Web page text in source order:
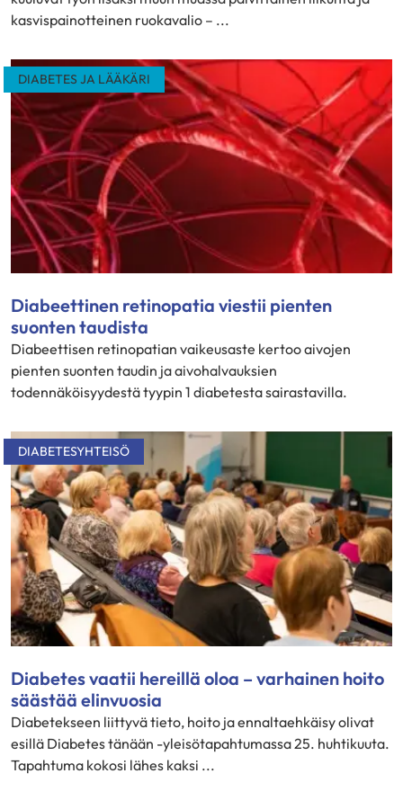
kasvispainotteinen ruokavalio – ...
DIABETES JA LÄÄKÄRI
Diabeettinen retinopatia viestii pienten
suonten taudista
Diabeettisen retinopatian vaikeusaste kertoo aivojen
pienten suonten taudin ja aivohalvauksien
todennäköisyydestä tyypin 1 diabetesta sairastavilla.
DIABETESYHTEISÖ
Diabetes vaatii hereillä oloa – varhainen hoito
säästää elinvuosia
Diabetekseen liittyvä tieto, hoito ja ennaltaehkäisy olivat
esillä Diabetes tänään -yleisötapahtumassa 25. huhtikuuta.
Tapahtuma kokosi lähes kaksi ...